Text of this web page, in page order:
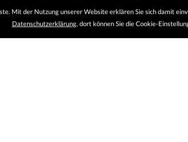
Mit der Nutzung unserer Website erklären Sie sich damit
Datenschutzerklärung, dort können Sie die Cookie-